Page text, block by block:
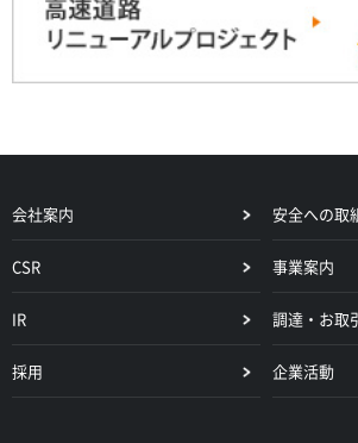
会社案内 安全への取
CSR 事業案内
IR 調達・お取
採用 企業活動